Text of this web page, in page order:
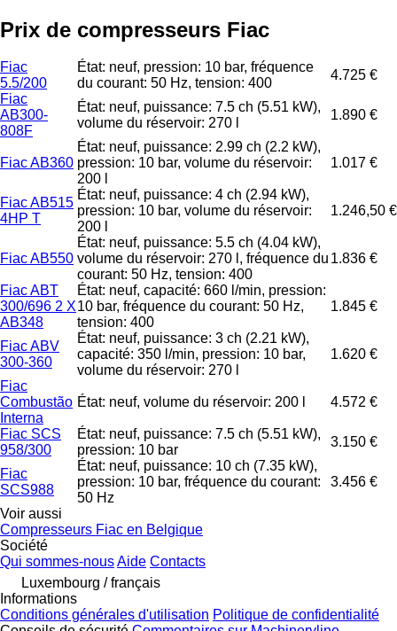
Prix de compresseurs Fiac
Fiac
5.5/200
État: neuf, pression: 10 bar, fréquence
du courant: 50 Hz, tension: 400
4.725 €
Fiac
AB300-
808F
État: neuf, puissance: 7.5 ch (5.51 kW),
volume du réservoir: 270 l
1.890 €
Fiac AB360
État: neuf, puissance: 2.99 ch (2.2 kW),
pression: 10 bar, volume du réservoir:
200 l
1.017 €
Fiac AB515
4HP T
État: neuf, puissance: 4 ch (2.94 kW),
pression: 10 bar, volume du réservoir:
200 l
1.246,50 €
Fiac AB550
État: neuf, puissance: 5.5 ch (4.04 kW),
volume du réservoir: 270 l, fréquence du
courant: 50 Hz, tension: 400
1.836 €
Fiac ABT
300/696 2 X
AB348
État: neuf, capacité: 660 l/min, pression:
10 bar, fréquence du courant: 50 Hz,
tension: 400
1.845 €
Fiac ABV
300-360
État: neuf, puissance: 3 ch (2.21 kW),
capacité: 350 l/min, pression: 10 bar,
volume du réservoir: 270 l
1.620 €
Fiac
Combustão
Interna
État: neuf, volume du réservoir: 200 l 4.572 €
Fiac SCS
958/300
État: neuf, puissance: 7.5 ch (5.51 kW),
pression: 10 bar
3.150 €
Fiac
SCS988
État: neuf, puissance: 10 ch (7.35 kW),
pression: 10 bar, fréquence du courant:
50 Hz
3.456 €
Voir aussi
Compresseurs Fiac en Belgique
Société
Qui sommes-nousAide Contacts
Luxembourg / français
Informations
Conditions générales d'utilisation Politique de confidentialité